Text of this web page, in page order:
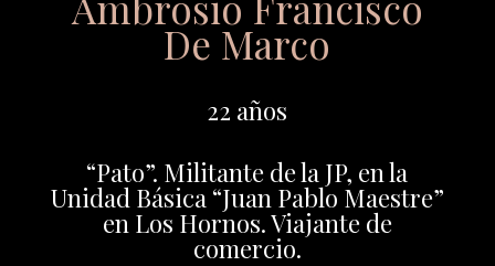
De Marco
22 años
“Pato”. Militante de la JP, en la
Unidad Básica “Juan Pablo Maestre”
en Los Hornos. Viajante de
comercio.